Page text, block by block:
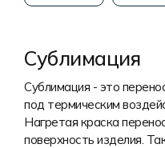
Сублимация
Сублимация - это
под термическим
Нагретая краска
поверхность изделия.